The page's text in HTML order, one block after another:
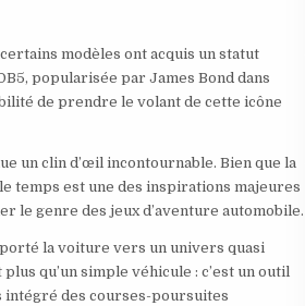
modèles ont acquis un statut
popularisée par James Bond dans
de prendre le volant de cette icône
un clin d’œil incontournable. Bien que la
temps est une des inspirations majeures
le genre des jeux d’aventure automobile.
la voiture vers un univers quasi
qu’un simple véhicule : c’est un outil
intégré des courses-poursuites